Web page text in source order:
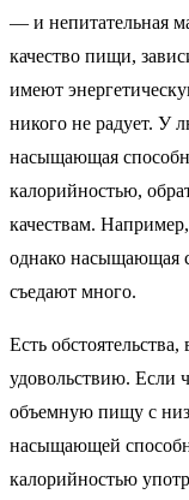
— и непитательная
качество пищи,
имеют
никого не радует. У
насыщающая
калорийностью,
качествам.
однако насыщающая
съедают много.
Есть
удовольствию. Если
объемную пищу с
насыщающей
калорийностью